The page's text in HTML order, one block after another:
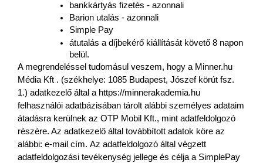
bankkártyás fizetés - azonnali
Barion utalás - azonnali
Simple Pay
átutalás a díjbekérő kiállítását követő 8 napon
belül.
A megrendeléssel tudomásul veszem, hogy a Minner.hu
Média Kft . (székhelye: 1085 Budapest, Jószef körút fsz.
1.) adatkezelő által a https://minnerakademia.hu
felhasználói adatbázisában tárolt alábbi személyes adataim
átadásra kerülnek az OTP Mobil Kft., mint adatfeldolgozó
részére. Az adatkezelő által továbbított adatok köre az
alábbi: e-mail cím. Az adatfeldolgozó által végzett
adatfeldolgozási tevékenység jellege és célja a SimplePay